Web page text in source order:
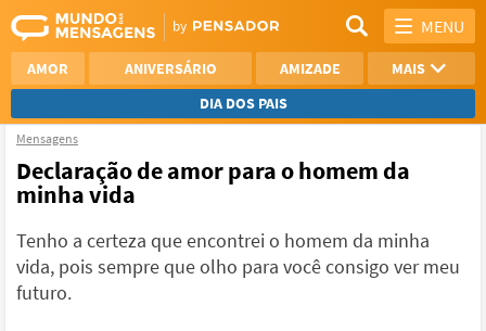
MENU
AMOR ANIVERSÁRIO AMIZADE
MAIS
DIA DOS PAIS
REFLEXÃO
AGRADECIMENTO
SAUDADE
NAMORO
VER TODAS
Mensagens
Declaração de amor para o homem da
minha vida
Tenho a certeza que encontrei o homem da minha
vida, pois sempre que olho para você consigo ver meu
futuro.